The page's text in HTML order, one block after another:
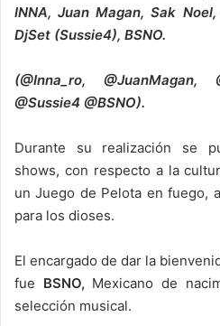
INNA, Juan Magan, Sak
DjSet (Sussie4), BSNO.
(@Inna_ro, @JuanMagan,
@Sussie4 @BSNO).
Durante su realización se
shows, con respecto a la
un Juego de Pelota en fuego,
para los dioses.
El encargado de dar la
fue BSNO, Mexicano de
selección musical.